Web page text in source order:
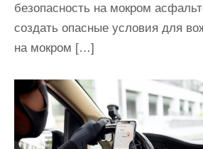
безопасность на мокром
создать опасные условия для
на мокром […]